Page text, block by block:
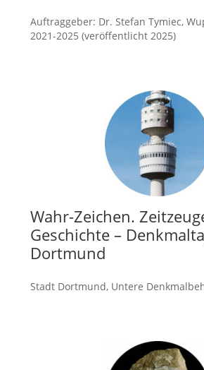
Auftraggeber: Dr. Stefan Tymiec,
2021-2025 (veröffentlicht 2025)
Wahr-Zeichen.
Geschichte –
Dortmund
Stadt Dortmund, Untere